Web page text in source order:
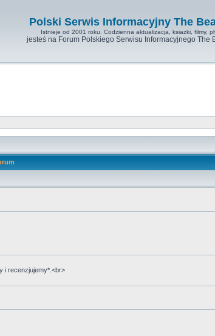
Polski Serwis Informacyjny The
Istnieje od 2001 roku. Codzienna aktualizacja, ksiazki, filmy,
jesteś na Forum Polskiego Serwisu Informacyjnego The
i recenzjujemy*.<br>